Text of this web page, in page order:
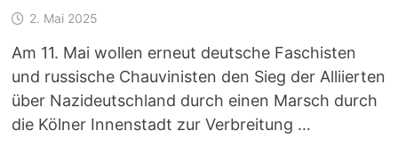
2. Mai 2025
Am 11. Mai wollen erneut deutsche Faschisten
und russische Chauvinisten den Sieg der Alliierten
über Nazideutschland durch einen Marsch durch
die Kölner Innenstadt zur Verbreitung …